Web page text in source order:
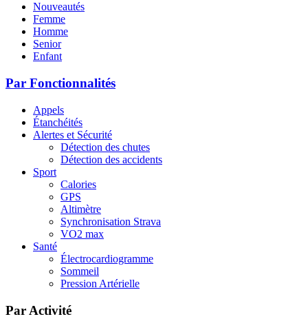
Nouveautés
Femme
Homme
Senior
Enfant
Par Fonctionnalités
Appels
Étanchéités
Alertes et Sécurité
Détection des chutes
Détection des accidents
Sport
Calories
GPS
Altimètre
Synchronisation Strava
VO2 max
Santé
Électrocardiogramme
Sommeil
Pression Artérielle
Par Activité